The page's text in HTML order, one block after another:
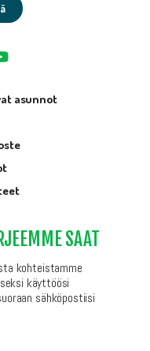
asunnot
SAAT
kohteistamme
käyttöösi
sähköpostiisi